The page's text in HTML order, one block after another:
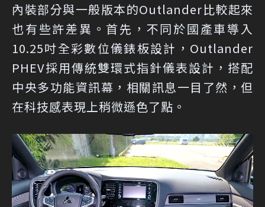
內裝部分與一般版本的Outlander比較起來
也有些許差異。首先，不同於國產車導入
10.25吋全彩數位儀錶板設計，Outlander
PHEV採用傳統雙環式指針儀表設計，搭配
中央多功能資訊幕，相關訊息一目了然，但
在科技感表現上稍微遜色了點。